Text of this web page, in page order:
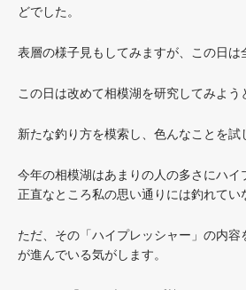
どでした。
表層の様子見もしてみますが、この日は
この日は改めて相模湖を研究してみよう
新たな釣り方を模索し、色んなことを試
今年の相模湖はあまりの人の多さにハイ
正直なところ私の思い通りには釣れてい
ただ、その「ハイプレッシャー」の内
が進んでいる気がします。